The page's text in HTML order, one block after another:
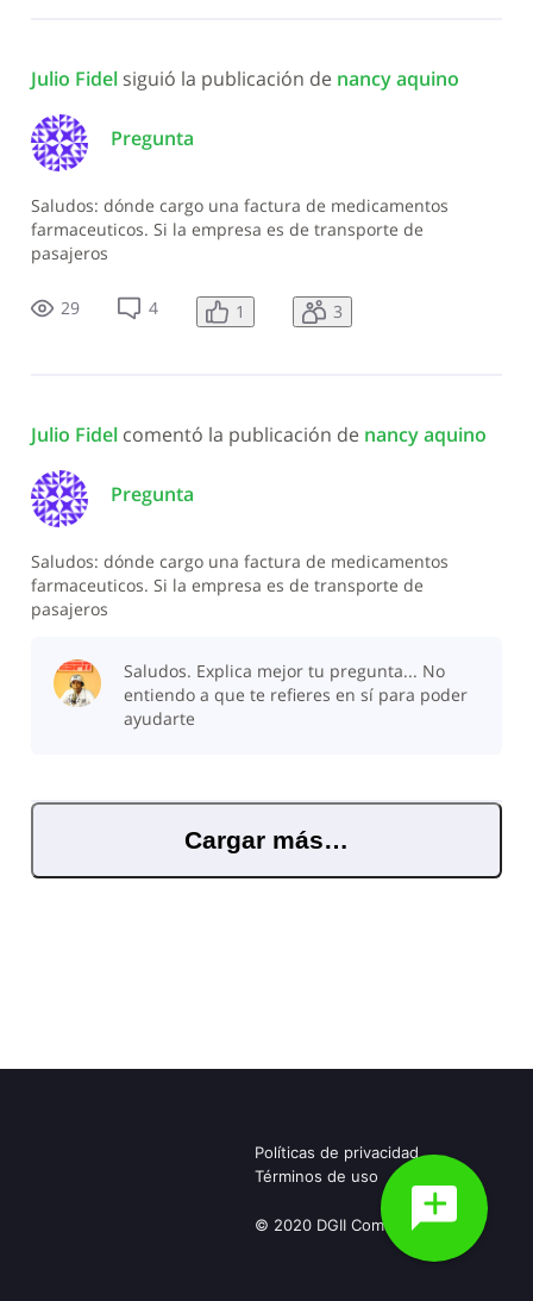
Julio Fidel siguió la publicación de nancy aquino
Pregunta
Saludos: dónde cargo una factura de medicamentos
farmaceuticos. Si la empresa es de transporte de
pasajeros
29 4 1 3
Julio Fidel comentó la publicación de nancy aquino
Pregunta
Saludos: dónde cargo una factura de medicamentos
farmaceuticos. Si la empresa es de transporte de
pasajeros
Saludos. Explica mejor tu pregunta... No
entiendo a que te refieres en sí para poder
ayudarte
Cargar más…
Políticas de privacidad
Términos de uso
© 2020 DGII Community